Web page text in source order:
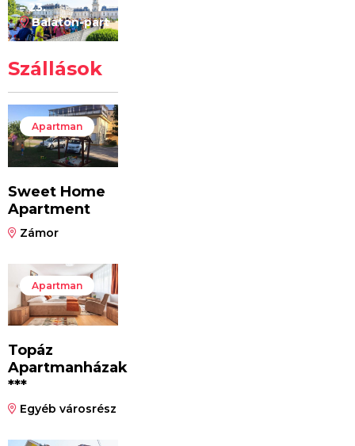
– 23.
Balaton-part
Szállások
Apartman
Sweet Home
Apartment
Zámor
Apartman
Topáz
Apartmanházak
***
Egyéb városrész